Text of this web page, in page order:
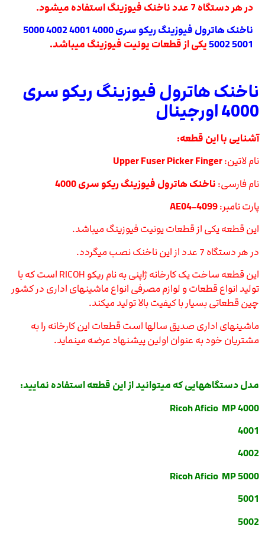
در هر دستگاه 7 عدد ناخنک فیوزینگ استفاده میشود.
ناخنک هاترول فیوزینگ ریکو سری 4000 4001 4002 5000
5001 5002
یکی از قطعات یونیت فیوزینگ میباشد.
ناخنک هاترول فیوزینگ ریکو سری
4000 اورجینال
آشنایی با این قطعه:
نام لاتین:Upper Fuser Picker Finger
نام فارسی: ناخنک هاترول فیوزینگ ریکو سری 4000
پارت نامبر:
این قطعه یکی از قطعات یونیت فیوزینگ میباشد.
در هر دستگاه 7 عدد از این ناخنک نصب میگردد.
این قطعه ساخت یک کارخانه ژاپنی به نام ریکو RICOH است که با
تولید انواع قطعات و لوازم مصرفی انواع ماشینهای اداری در کشور
چین قطعاتی بسیار با کیفیت بالا تولید میکند.
ماشینهای اداری صدیق سالها است قطعات این کارخانه را به
مشتریان خود به عنوان اولین پیشنهاد عرضه مینماید.
مدل دستگاههایی که میتوانید از این قطعه استفاده نمایید:
Ricoh Aficio MP 4000
4001
4002
Ricoh Aficio MP 5000
5001
5002